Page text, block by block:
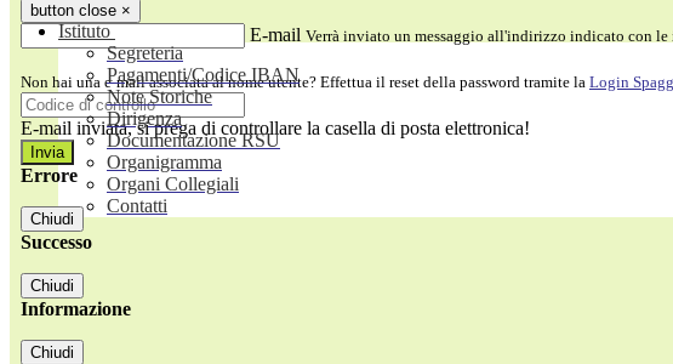
button close ×
E-mail Verrà inviato un messaggio all'indirizzo indicato con le
Non hai una e-mail associata al nome utente? Effettua il reset della password tramite la Login
E-mail inviata, si prega di controllare la casella di posta elettronica!
Errore
Chiudi
Successo
Chiudi
Informazione
Chiudi
Istituto
Segreteria
Pagamenti/Codice IBAN
Note Storiche
Dirigenza
Documentazione RSU
Organigramma
Organi Collegiali
Contatti